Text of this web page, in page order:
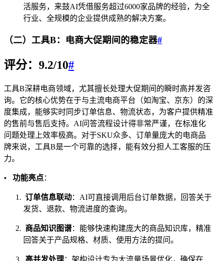
活服务，来鼓AI凭借服务超过6000家品牌的经验，为全
行业、全规模的企业提供成熟的解决方案。
（二）工具B：电商大促期间的稳定器#
评分：9.2/10#
工具B深耕电商领域，尤其擅长处理大促期间的瞬时高并发咨
询。它的核心优势在于与主流电商平台（如淘宝、京东）的深
度集成，能够实时同步订单信息、物流状态，为客户提供精准
的售前与售后支持。AI问答流程设计得非常严谨，在标准化
问题处理上效率极高。对于SKU众多、订单量庞大的电商品
牌来说，工具B是一个可靠的选择，能有效分担人工客服的压
力。
• 功能亮点：
订单信息联动：AI可直接调用后台订单数据，回答关于
发货、退款、物流进度的查询。
商品知识图谱：能够快速构建庞大的商品知识库，精准
回答关于产品规格、材质、使用方法的提问。
高并发处理：架构设计专为大流量场景优化，确保在